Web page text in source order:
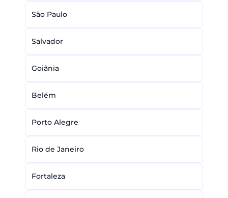
São Paulo
Salvador
Goiânia
Belém
Porto Alegre
Rio de Janeiro
Fortaleza